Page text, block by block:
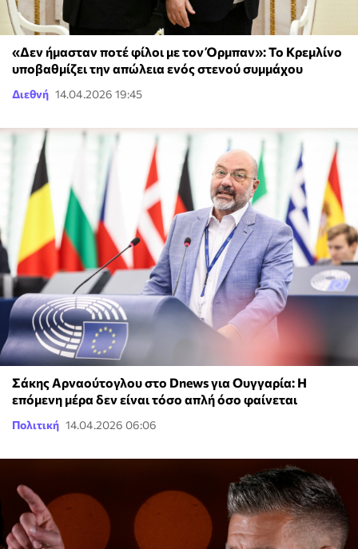
«Δεν ήμασταν ποτέ φίλοι με τον Όρμπαν»: Το Κρεμλίνο
υποβαθμίζει την απώλεια ενός στενού συμμάχου
Διεθνή 14.04.2026 19:45
Σάκης Αρναούτογλου στο Dnews για Ουγγαρία: Η
επόμενη μέρα δεν είναι τόσο απλή όσο φαίνεται
Πολιτική 14.04.2026 06:06